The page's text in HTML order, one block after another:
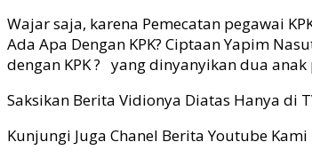
Wajar saja, karena Pemecatan pegawai
Ada Apa Dengan KPK? Ciptaan Yapim
dengan KPK ? yang dinyanyikan dua
Saksikan Berita Vidionya Diatas Hanya di
Kunjungi Juga Chanel Berita Youtube